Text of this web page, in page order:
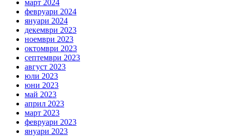
март 2024
февруари 2024
януари 2024
декември 2023
ноември 2023
октомври 2023
септември 2023
август 2023
юли 2023
юни 2023
май 2023
април 2023
март 2023
февруари 2023
януари 2023